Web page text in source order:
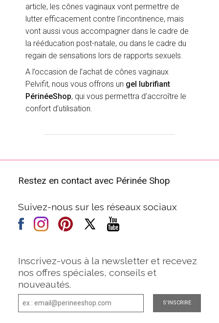
article, les cônes vaginaux vont permettre de
lutter efficacement contre l’incontinence, mais
vont aussi vous accompagner dans le cadre de
la rééducation post-natale, ou dans le cadre du
regain de sensations lors de rapports sexuels.
A l’occasion de l’achat de cônes vaginaux
Pelvifit, nous vous offrons un gel lubrifiant
PérinéeShop, qui vous permettra d’accroître le
confort d’utilisation.
Restez en contact avec Périnée Shop
Suivez-nous sur les réseaux sociaux
Inscrivez-vous à la newsletter et recevez
nos offres spéciales, conseils et
nouveautés.
S'INSCRIRE